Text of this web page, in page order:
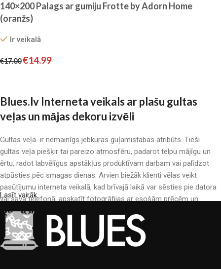
140×200 Palags ar gumiju Frotte by Adorn Home
(oranžs)
Ir veikalā
€17.00€14.99
Blues.lv Interneta veikals ar plašu gultas
veļas un mājas dekoru izvēli
Gultas veļa ir nemainīgs jebkuras guļamistabas atribūts. Tieši
gultas veļa piešķir tai pareizo atmosfēru, padarot telpu mājīgu un
ērtu, radot labvēlīgus apstākļus produktīvam darbam vai palīdzot
atpūsties pēc smagas dienas. Arvien biežāk klienti vēlas veikt
pasūtījumu interneta veikalā, kad brīvajā laikā var sēsties pie datora
vai sava telefonā, apskatīt fotogrāfijas ar esošām prēcēm un
mierīgi iegādāties sev tīkamās. Mūsu interneta veikalā ir liels gultas
veļas katalogs: pieejamas gan kokvilnas, gan kokvilna satīna gultas
veļas.
Lasīt vairāk..